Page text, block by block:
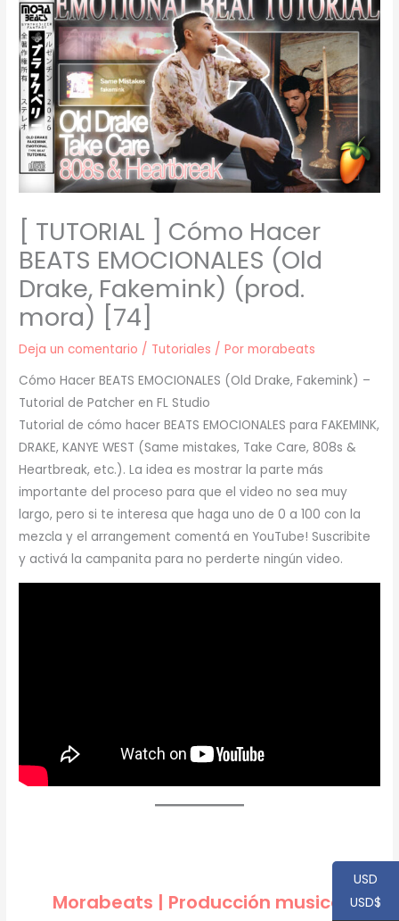
[ TUTORIAL ] Cómo Hacer
BEATS EMOCIONALES (Old
Drake, Fakemink) (prod.
mora) [74]
Deja un comentario / Tutoriales / Pormorabeats
Cómo Hacer BEATS EMOCIONALES (Old Drake, Fakemink) –
Tutorial de Patcher en FL Studio
Tutorial de cómo hacer BEATS EMOCIONALES para FAKEMINK,
DRAKE, KANYE WEST (Same mistakes, Take Care, 808s &
Heartbreak, etc.). La idea es mostrar la parte más
importante del proceso para que el video no sea muy
largo, pero si te interesa que haga uno de 0 a 100 con la
mezcla y el arrangement comentá en YouTube! Suscribite
y activá la campanita para no perderte ningún video.
Morabeats | Producción musical
USD
USD$